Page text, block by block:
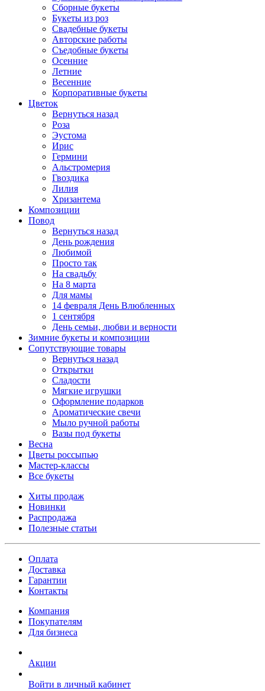
Сборные букеты
Букеты из роз
Свадебные букеты
Авторские работы
Съедобные букеты
Осенние
Летние
Весенние
Корпоративные букеты
Цветок
Вернуться назад
Роза
Эустома
Ирис
Гермини
Альстромерия
Гвоздика
Лилия
Хризантема
Композиции
Повод
Вернуться назад
День рождения
Любимой
Просто так
На свадьбу
На 8 марта
Для мамы
14 февраля День Влюбленных
1 сентября
День семьи, любви и верности
Зимние букеты и композиции
Сопутствующие товары
Вернуться назад
Открытки
Сладости
Мягкие игрушки
Оформление подарков
Ароматические свечи
Мыло ручной работы
Вазы под букеты
Весна
Цветы россыпью
Мастер-классы
Все букеты
Хиты продаж
Новинки
Распродажа
Полезные статьи
Оплата
Доставка
Гарантии
Контакты
Компания
Покупателям
Для бизнеса
Акции
Войти в личный кабинет